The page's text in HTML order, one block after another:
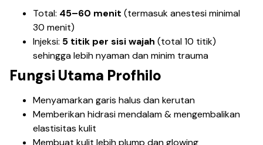
Total: 45–60 menit (termasuk anestesi minimal
30 menit)
Injeksi: 5 titik per sisi wajah (total 10 titik)
sehingga lebih nyaman dan minim trauma
Fungsi Utama Profhilo
Menyamarkan garis halus dan kerutan
Memberikan hidrasi mendalam & mengembalikan
elastisitas kulit